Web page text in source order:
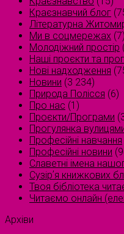
Краєзнавчий блог
Літературна
Ми в соцмережах (7)
Молодіжний простір
Наші проєкти та
Нові надходження
Новини (3 234)
Природа Полісся (6)
Про нас (1)
Проєкти/Програми
Прогулянка
Професійні навчання
Професійні новини
Славетні імена
Сузірʼя книжкових
Твоя бібліотека
Читаємо онлайн
Архіви